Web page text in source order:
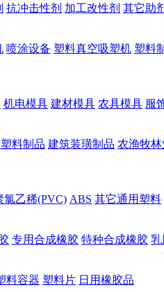
抗冲击性剂 加工改性剂 其它助剂
喷涂设备 塑料真空吸塑机 塑料
机电模具 建材模具 农具模具 服
料制品 建筑装璜制品 农渔牧
氯乙稀(PVC) ABS 其它通用塑料
专用合成橡胶 特种合成橡胶 乳
料容器 塑料片 日用橡胶品